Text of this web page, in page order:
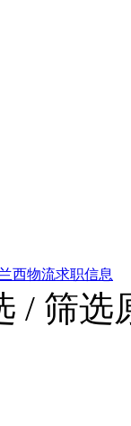
兰西物流求职信息
/ 筛选